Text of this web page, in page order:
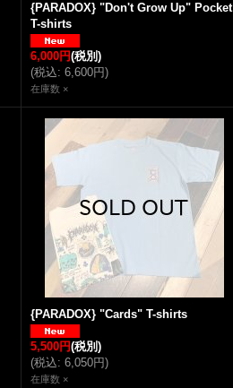
{PARADOX} "Don't Grow Up" Pocket
T-shirts
6,000円(税別)
(税込: 6,600円)
在庫数 ×
{PARADOX} "Cards" T-shirts
5,500円(税別)
(税込: 6,050円)
在庫数 ×